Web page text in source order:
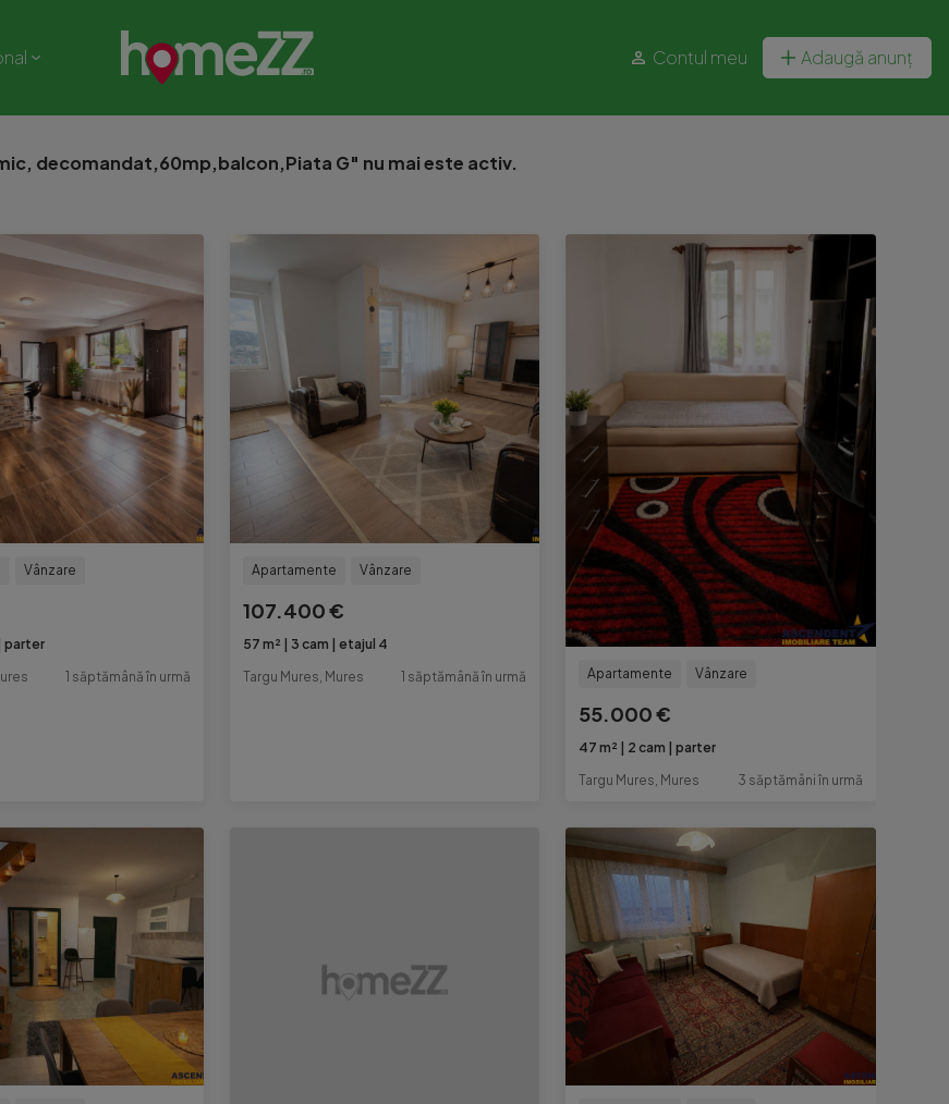
Contul meu Adaugă anunț
decomandat,60mp,balcon,Piata G" nu mai este activ.
Vânzare
parter
1 săptămână în urmă
Apartamente Vânzare
107.400 €
57 m² 3 cam
etajul 4
Targu Mures, Mures
1 săptămână în urmă Apartamente Vânzare
55.000 €
47 m² 2 cam
parter
Targu Mures, Mures
3 săptămâni în urmă